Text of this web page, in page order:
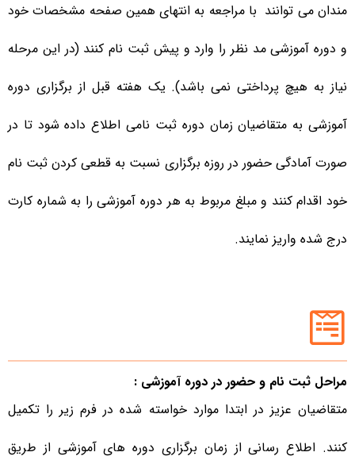
مندان می توانند با مراجعه به انتهای همین صفحه مشخصات خود
و دوره آموزشی مد نظر را وارد و پیش ثبت نام کنند (در این مرحله
نیاز به هیچ پرداختی نمی باشد). یک هفته قبل از برگزاری دوره
آموزشی به متقاضیان زمان دوره ثبت نامی اطلاع داده شود تا در
صورت آمادگی حضور در روزه برگزاری نسبت به قطعی کردن ثبت نام
خود اقدام کنند و مبلغ مربوط به هر دوره آموزشی را به شماره کارت
درج شده واریز نمایند.
مراحل ثبت نام و حضور در دوره آموزشی :
متقاضیان عزیز در ابتدا موارد خواسته شده در فرم زیر را تکمیل
کنند. اطلاع رسانی از زمان برگزاری دوره های آموزشی از طریق